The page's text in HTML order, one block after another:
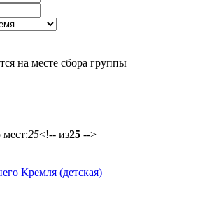
на месте сбора группы
мест:25<!-- из25 -->
Кремля (детская)